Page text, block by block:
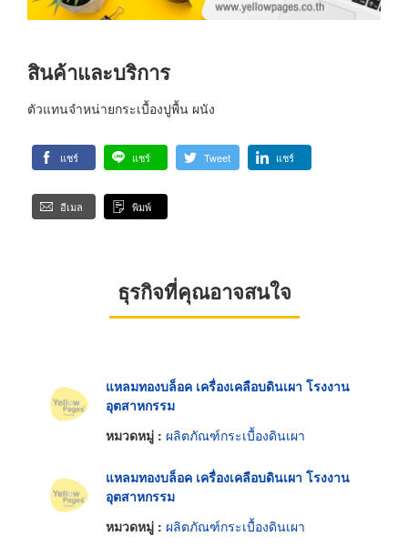
สินค้าและบริการ
ตัวแทนจำหน่ายกระเบื้องปูพื้น ผนัง
แชร์ แชร์ Tweet แชร์
อีเมล พิมพ์
ธุรกิจที่คุณอาจสนใจ
แหลมทองบล็อค เครื่องเคลือบดินเผา โรงงาน
อุตสาหกรรม
หมวดหมู่ : ผลิตภัณฑ์กระเบื้องดินเผา
แหลมทองบล็อค เครื่องเคลือบดินเผา โรงงาน
อุตสาหกรรม
หมวดหมู่ : ผลิตภัณฑ์กระเบื้องดินเผา